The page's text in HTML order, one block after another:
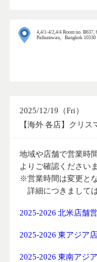
4,4/1-4/2,4/4 Room no.
Pathumwan, Bangkok 10330
2025/12/19（Fri）
【海外 各店】クリ
地域や店舗で営業時
よりご確認くださいま
※営業時間は変更と
詳細につきまして
2025-2026 北米店舗
2025-2026 東アジア
2025-2026 東南アジ